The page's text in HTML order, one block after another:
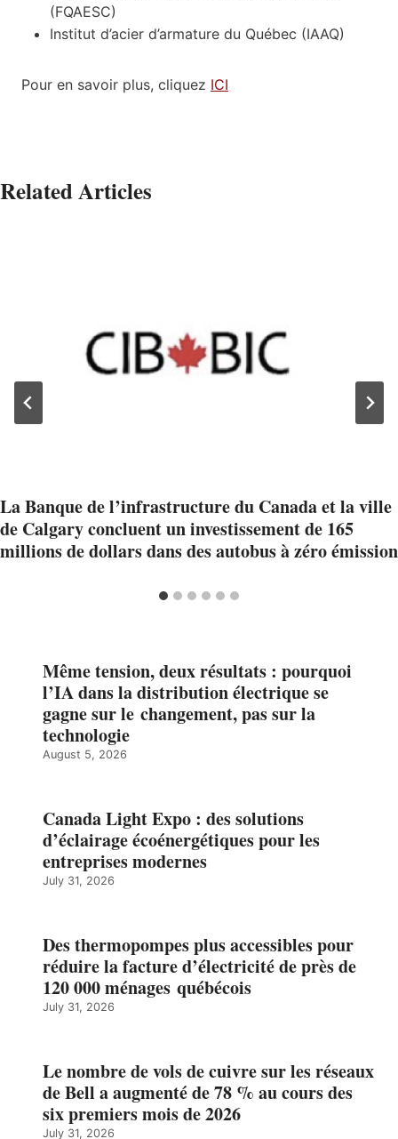
(FQAESC)
Institut d’acier d’armature du Québec (IAAQ)
Pour en savoir plus, cliquez ICI
Related Articles
La Banque de l’infrastructure du Canada et la ville
de Calgary concluent un investissement de 165
millions de dollars dans des autobus à zéro émission
Même tension, deux résultats : pourquoi
l’IA dans la distribution électrique se
gagne sur le changement, pas sur la
technologie
August 5, 2026
Canada Light Expo : des solutions
d’éclairage écoénergétiques pour les
entreprises modernes
July 31, 2026
Des thermopompes plus accessibles pour
réduire la facture d’électricité de près de
120 000 ménages québécois
July 31, 2026
Le nombre de vols de cuivre sur les réseaux
de Bell a augmenté de 78 % au cours des
six premiers mois de 2026
July 31, 2026